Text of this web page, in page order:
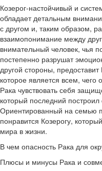
Козерог-настойчивый и
обладает детальным
с другом и, таким образом,
взаимопонимание между
внимательный человек, чья
постепенно разрушат
другой стороны,
которое является всем,
Рака чувствовать себя
который последний
Ориентированный на семью
понравится Козерогу,
мира в жизни.
В чем опасность Рака для
Плюсы и минусы Рака и